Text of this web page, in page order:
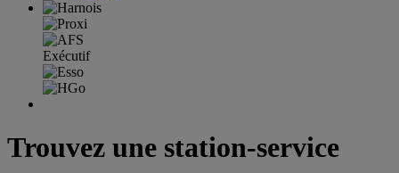
Trouvez une station-service